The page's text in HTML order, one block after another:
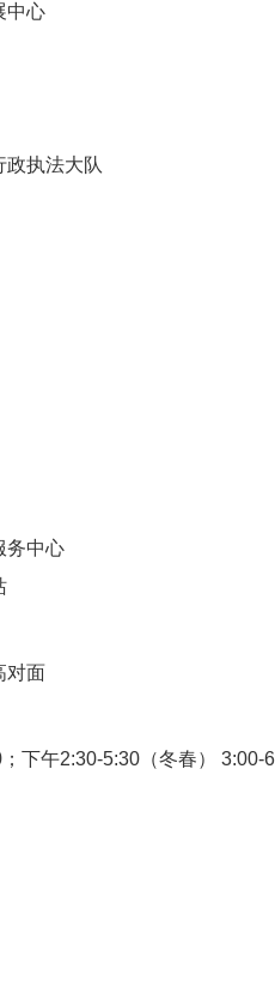
中心
政执法大队
务中心
对面
下午2:30-5:30（冬春） 3:00-